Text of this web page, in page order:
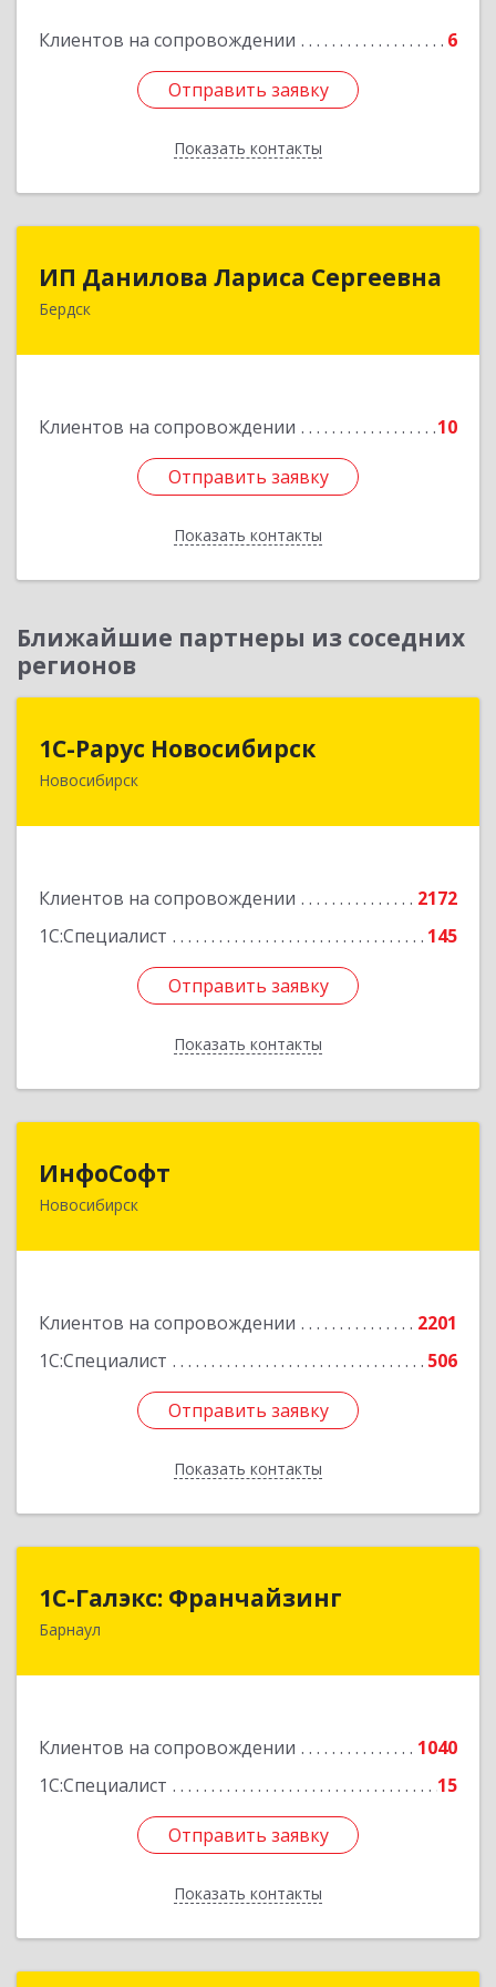
Клиентов на сопровождении 6
Отправить заявку
Показать контакты
Отправить заявку
Назад
ИП Данилова Лариса Сергеевна
Бердск
Клиентов на сопровождении 10
Отправить заявку
Показать контакты
633004, Новосибирская обл, Бердск г, Озерная
Отправить заявку
Назад
Ближайшие партнеры из соседних
регионов
1С-Рарус Новосибирск
Новосибирск
Клиентов на сопровождении
2172
1С:Специалист
145
Отправить заявку
Показать контакты
1С-Рарус Новосибирск
630015, Новосибирская обл, Новосибирск г,
Подробнее
Отправить заявку
Назад
ИнфоСофт
Новосибирск
Клиентов на сопровождении
2201
1С:Специалист
506
Отправить заявку
Показать контакты
630091, Новосибирская обл, Новосибирск г,
Отправить заявку
Назад
1С-Галэкс: Франчайзинг
Барнаул
Клиентов на сопровождении
1040
1С:Специалист
15
Отправить заявку
Показать контакты
1С-Галэкс: Франчайзинг
656015, Алтайский край, Барнаул г, Деповская
Отправить заявку
Назад